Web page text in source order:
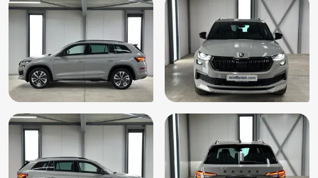
Dakspoiler
Dimlichten automatisch
Electronic climate control
Elektrisch bedienbare achterklep
Elektrische ramen voor en achter
Elektrisch glazen panorama-dak
Elektrisch verstelb. bestuurdersstoel met geheugen
Elektronische remkrachtverdeling
Elektronisch Stabiliteits Programma